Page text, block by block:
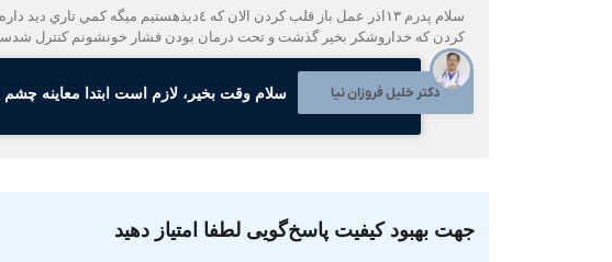
كردن كه خداروشكر بخير گذشت و تحت درمان بودن فشار خونشونم كنترل
دکتر خلیل فروزان نیا سلام وقت بخیر، لازم است ابتدا معاینه
جهت بهبود کیفیت پاسخ‌گویی لطفا امتیاز دهید